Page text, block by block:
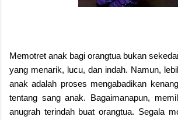
Memotret anak bagi orangtua bukan
yang menarik, lucu, dan indah. Namun,
anak adalah proses mengabadikan
tentang sang anak. Bagaimanapun,
anugrah terindah buat orangtua. Segala